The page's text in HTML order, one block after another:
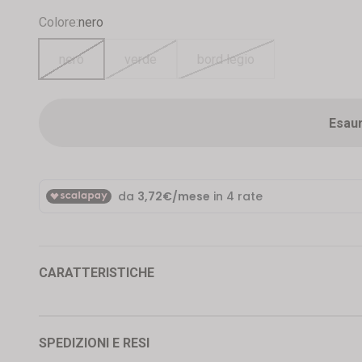
Colore:nero
nero verde bord legio
CARATTERISTICHE
SPEDIZIONI E RESI